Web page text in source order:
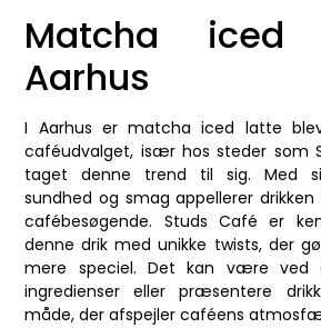
Matcha
Aarhus
I Aarhus er matcha iced latte
caféudvalget, især hos steder som
taget denne trend til sig. Med
sundhed og smag appellerer
cafébesøgende. Studs Café er
denne drik med unikke twists, der
mere speciel. Det kan være ved
ingredienser eller præsentere
måde, der afspejler caféens